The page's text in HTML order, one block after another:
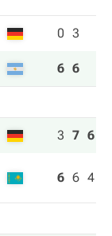
0 3
6 6
3 7 6
6 6 4